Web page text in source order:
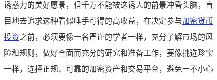
诱惑力的美好愿景，但千万不能被这诱人的前景冲昏头脑，盲
目地去追求这种看似唾手可得的高收益，在决定参与加密货币
投资之前，必须要像一名严谨的学者一样，充分了解市场的风
险和规则，做好全面而充分的研究和准备工作，要像挑选珍宝
一样，选择正规、可靠的加密资产和交易平台，避免一不小心